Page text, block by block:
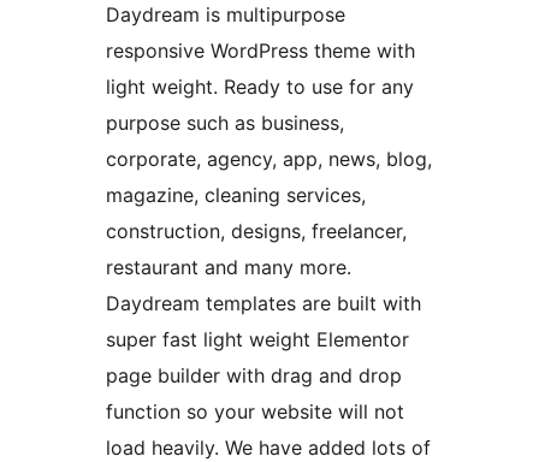
Daydream is multipurpose
responsive WordPress theme with
light weight. Ready to use for any
purpose such as business,
corporate, agency, app, news, blog,
magazine, cleaning services,
construction, designs, freelancer,
restaurant and many more.
Daydream templates are built with
super fast light weight Elementor
page builder with drag and drop
function so your website will not
load heavily. We have added lots of